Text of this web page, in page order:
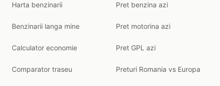
Harta benzinarii
Benzinarii langa mine
Calculator economie
Comparator traseu
Pret benzina azi
Pret motorina azi
Pret GPL azi
Preturi Romania vs Europa